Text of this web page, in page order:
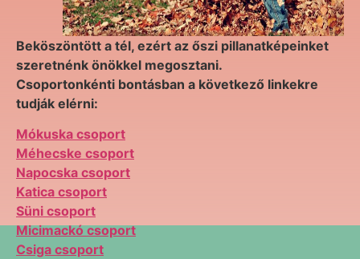
Beköszöntött a tél, ezért az őszi pillanatképeinket
szeretnénk önökkel megosztani.
Csoportonkénti bontásban a következő linkekre
tudják elérni:
Mókuska csoport
Méhecske csoport
Napocska csoport
Katica csoport
Süni csoport
Micimackó csoport
Csiga csoport